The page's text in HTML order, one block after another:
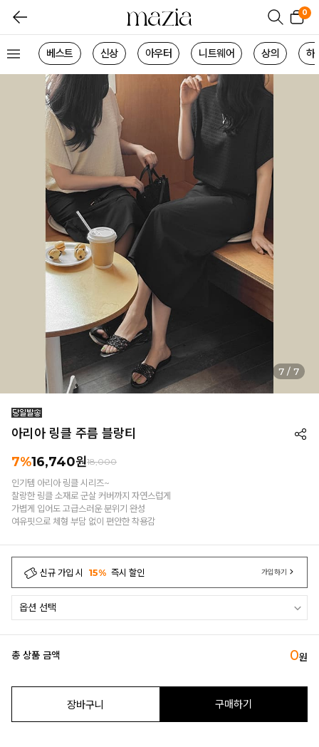
0
베스트 신상 아우터 니트웨어 상의 하
7 / 7
아리아 링클 주름 블랑티
7%16,740원18,000
인기템 아리아 링클 시리즈~
찰랑한 링클 소재로 군살 커버까지 자연스럽게
가볍게 입어도 고급스러운 분위기 완성
여유핏으로 체형 부담 없이 편안한 착용감
신규 가입 시 15% 즉시 할인 가입하기
총 상품 금액 0원
장바구니 구매하기